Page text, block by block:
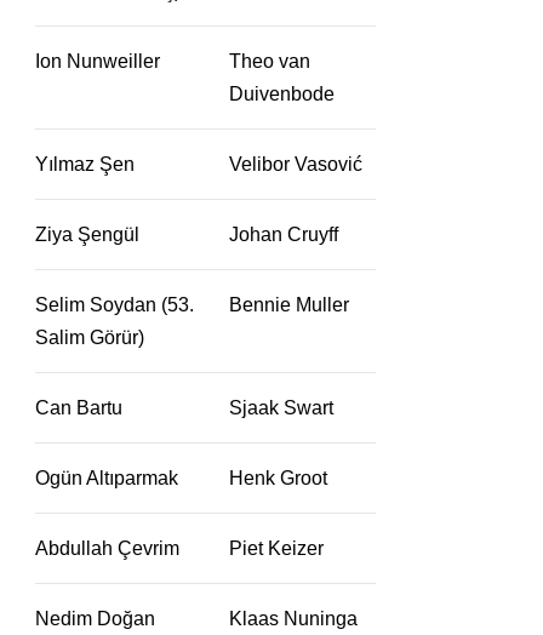
Ion Nunweiller
Theo van
Duivenbode
Yılmaz Şen Velibor Vasović
Ziya Şengül Johan Cruyff
Selim Soydan (53.
Salim Görür)
Bennie Muller
Can Bartu Sjaak Swart
Ogün Altıparmak Henk Groot
Abdullah Çevrim Piet Keizer
Nedim Doğan Klaas Nuninga